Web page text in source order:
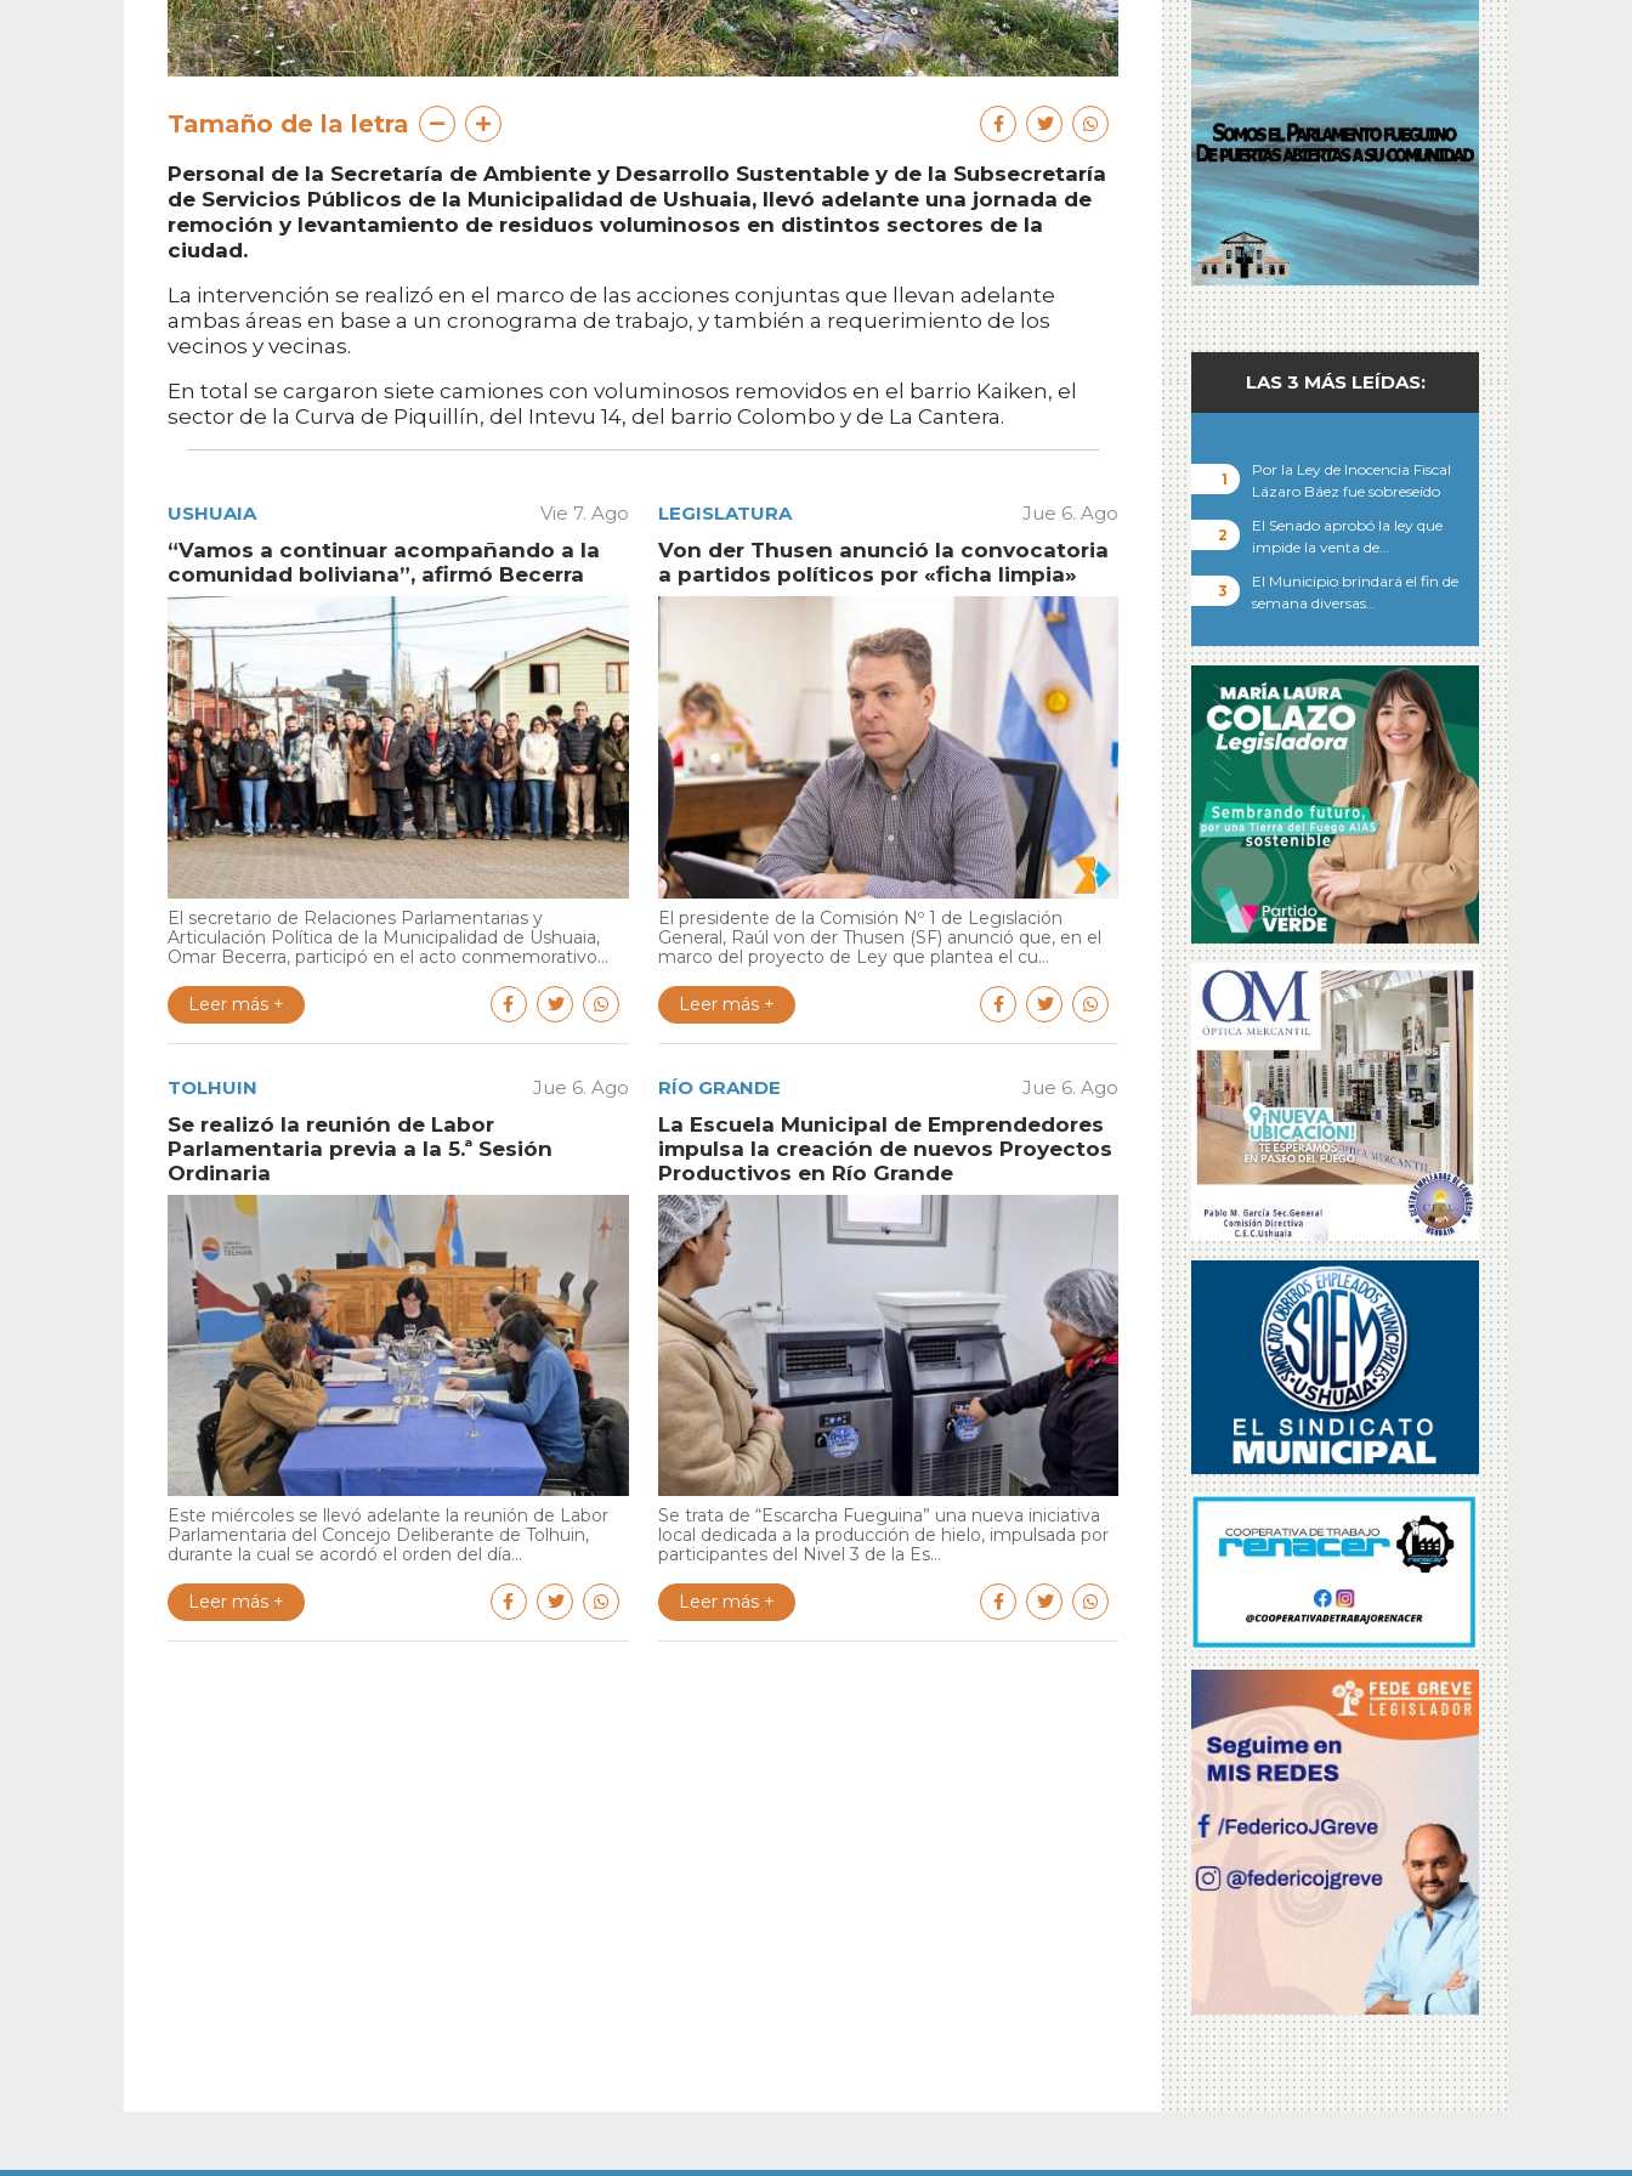
Tamaño de la letra
Personal de la Secretaría de Ambiente y Desarrollo Sustentable y de la Subsecretaría
de Servicios Públicos de la Municipalidad de Ushuaia, llevó adelante una jornada de
remoción y levantamiento de residuos voluminosos en distintos sectores de la
ciudad.
La intervención se realizó en el marco de las acciones conjuntas que llevan adelante
ambas áreas en base a un cronograma de trabajo, y también a requerimiento de los
vecinos y vecinas.
En total se cargaron siete camiones con voluminosos removidos en el barrio Kaiken, el
sector de la Curva de Piquillín, del Intevu 14, del barrio Colombo y de La Cantera.
USHUAIA Vie 7. Ago
“Vamos a continuar acompañando a la
comunidad boliviana”, afirmó Becerra
El secretario de Relaciones Parlamentarias y
Articulación Política de la Municipalidad de Ushuaia,
Omar Becerra, participó en el acto conmemorativo...
Leer más +
LEGISLATURA Jue 6. Ago
Von der Thusen anunció la convocatoria
a partidos políticos por «ficha limpia»
El presidente de la Comisión Nº 1 de Legislación
General, Raúl von der Thusen (SF) anunció que, en el
marco del proyecto de Ley que plantea el cu...
Leer más +
TOLHUIN Jue 6. Ago
Se realizó la reunión de Labor
Parlamentaria previa a la 5.ª Sesión
Ordinaria
Este miércoles se llevó adelante la reunión de Labor
Parlamentaria del Concejo Deliberante de Tolhuin,
durante la cual se acordó el orden del día...
Leer más +
RÍO GRANDE Jue 6. Ago
La Escuela Municipal de Emprendedores
impulsa la creación de nuevos Proyectos
Productivos en Río Grande
Se trata de “Escarcha Fueguina” una nueva iniciativa
local dedicada a la producción de hielo, impulsada por
participantes del Nivel 3 de la Es...
Leer más +
LAS 3 MÁS LEÍDAS:
Por la Ley de Inocencia Fiscal
Lázaro Báez fue sobreseído
El Senado aprobó la ley que
impide la venta de…
El Municipio brindará el fin de
semana diversas…